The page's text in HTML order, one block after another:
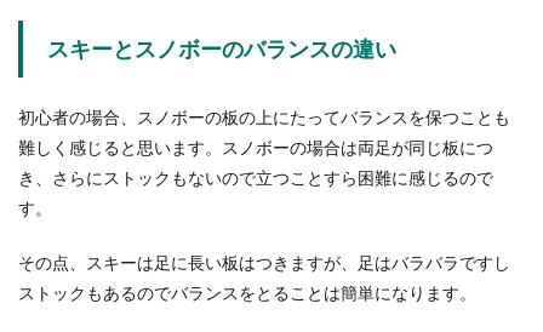
れるように打つのがルール
の2つにはサーブを打つ時のルールが違います。
スキーとスノボーのバランスの違い
初心者の場合、スノボーの板の上にたってバランスを保つことも
難しく感じると思います。スノボーの場合は両足が同じ板につ
き、さらにストックもないので立つことすら困難に感じるので
す。
その点、スキーは足に長い板はつきますが、足はバラバラですし
ストックもあるのでバランスをとることは簡単になります。